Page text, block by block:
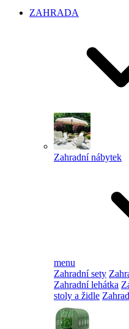
ZAHRADA
Zahradní nábytek
menu
Zahradní sety
Zahradní lehátka
stoly a židle